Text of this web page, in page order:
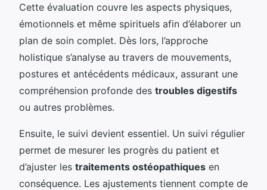
Cette évaluation couvre les aspects physiques,
émotionnels et même spirituels afin d’élaborer un
plan de soin complet. Dès lors, l’approche
holistique s’analyse au travers de mouvements,
postures et antécédents médicaux, assurant une
compréhension profonde des troubles digestifs
ou autres problèmes.
Ensuite, le suivi devient essentiel. Un suivi régulier
permet de mesurer les progrès du patient et
d’ajuster les traitements ostéopathiques en
conséquence. Les ajustements tiennent compte de